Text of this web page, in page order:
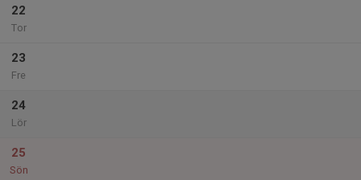
22
Tor
23
Fre
24
Lör
25
Sön